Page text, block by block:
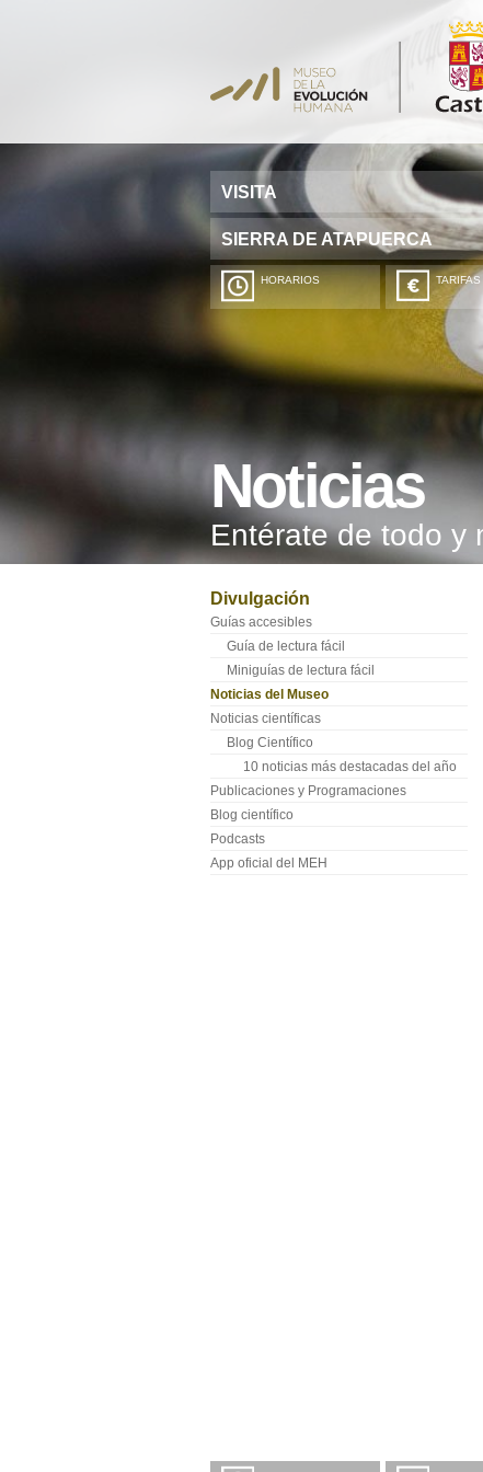
VISITA
SIERRA DE ATAPUERCA
HORARIOS TARIFAS
Noticias
Entérate de todo y
Divulgación
Guías accesibles
Guía de lectura fácil
Miniguías de lectura fácil
Noticias del Museo
Noticias científicas
Blog Científico
10 noticias más destacadas del año
Publicaciones y Programaciones
Blog científico
Podcasts
App oficial del MEH